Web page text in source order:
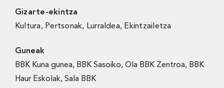
Gizarte-ekintza
Kultura, Pertsonak, Lurraldea, Ekintzailetza
Guneak
BBK Kuna gunea, BBK Sasoiko, Ola BBK Zentroa, BBK
Haur Eskolak, Sala BBK